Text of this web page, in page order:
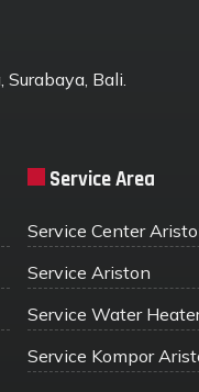
Surabaya, Bali.
Service Area
Service Center
Service Ariston
Service Water
Service Kompor